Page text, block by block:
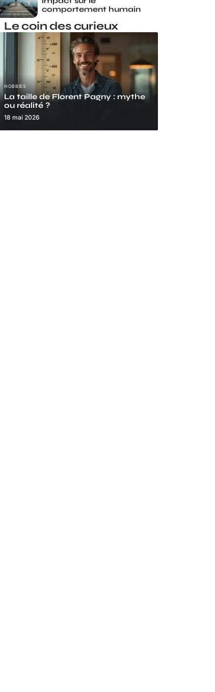
comportement humain
Le coin des curieux
HOBBIES
La taille de Florent Pagny : mythe
ou réalité ?
18 mai 2026